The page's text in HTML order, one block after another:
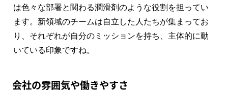
は色々な部署と関わる潤滑剤のような役割を担ってい
ます。新領域のチームは自立した人たちが集まってお
り、それぞれが自分のミッションを持ち、主体的に動
いている印象ですね。
会社の雰囲気や働きやすさ